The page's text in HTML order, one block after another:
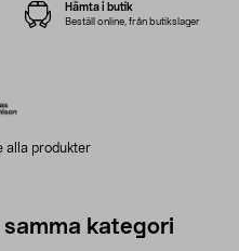
alla produkter
Hämta i butik
Beställ online, från butikslager
kategori